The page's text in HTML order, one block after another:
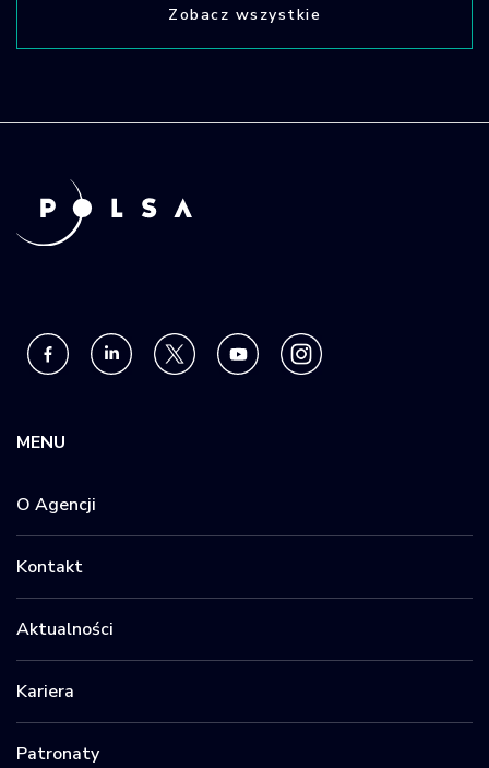
Zobacz wszystkie
MENU
O Agencji
Kontakt
Aktualności
Kariera
Patronaty